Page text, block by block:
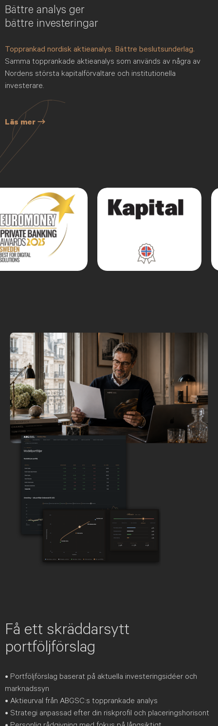
Bättre analys ger
bättre investeringar
Topprankad nordisk aktieanalys. Bättre beslutsunderlag.
Samma topprankade aktieanalys som används av några av
Nordens största kapitalförvaltare och institutionella
investerare.
Läs mer →
Få ett skräddarsytt
portföljförslag
• Portföljförslag baserat på aktuella investeringsidéer och
marknadssyn
• Aktieurval från ABGSC:s topprankade analys
• Strategi anpassad efter din riskprofil och placeringshorisont